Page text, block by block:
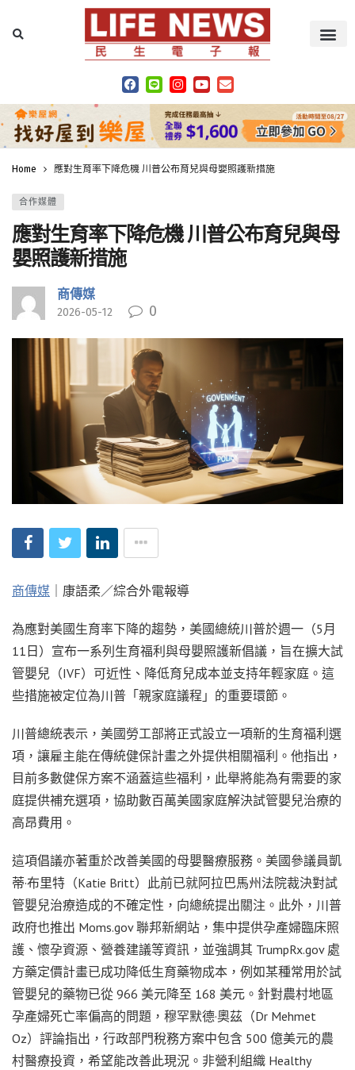
Home 應對生育率下降危機 川普公布育兒與母嬰照護新措施
合作媒體
應對生育率下降危機 川普公布育兒與母
嬰照護新措施
商傳媒
2026-05-12 0
商傳媒 ｜康語柔／綜合外電報導
為應對美國生育率下降的趨勢，美國總統川普於週一（5月
11日）宣布一系列生育福利與母嬰照護新倡議，旨在擴大試
管嬰兒（IVF）可近性、降低育兒成本並支持年輕家庭。這
些措施被定位為川普「親家庭議程」的重要環節。
川普總統表示，美國勞工部將正式設立一項新的生育福利選
項，讓雇主能在傳統健保計畫之外提供相關福利。他指出，
目前多數健保方案不涵蓋這些福利，此舉將能為有需要的家
庭提供補充選項，協助數百萬美國家庭解決試管嬰兒治療的
高昂費用。
這項倡議亦著重於改善美國的母嬰醫療服務。美國參議員凱
蒂·布里特（Katie Britt）此前已就阿拉巴馬州法院裁決對試
管嬰兒治療造成的不確定性，向總統提出關注。此外，川普
政府也推出 Moms.gov 聯邦新網站，集中提供孕產婦臨床照
護、懷孕資源、營養建議等資訊，並強調其 TrumpRx.gov 處
方藥定價計畫已成功降低生育藥物成本，例如某種常用於試
管嬰兒的藥物已從 966 美元降至 168 美元。針對農村地區
孕產婦死亡率偏高的問題，穆罕默德·奧茲（Dr Mehmet
Oz）評論指出，行政部門稅務方案中包含 500 億美元的農
村醫療投資，希望能改善此現況。非營利組織 Healthy